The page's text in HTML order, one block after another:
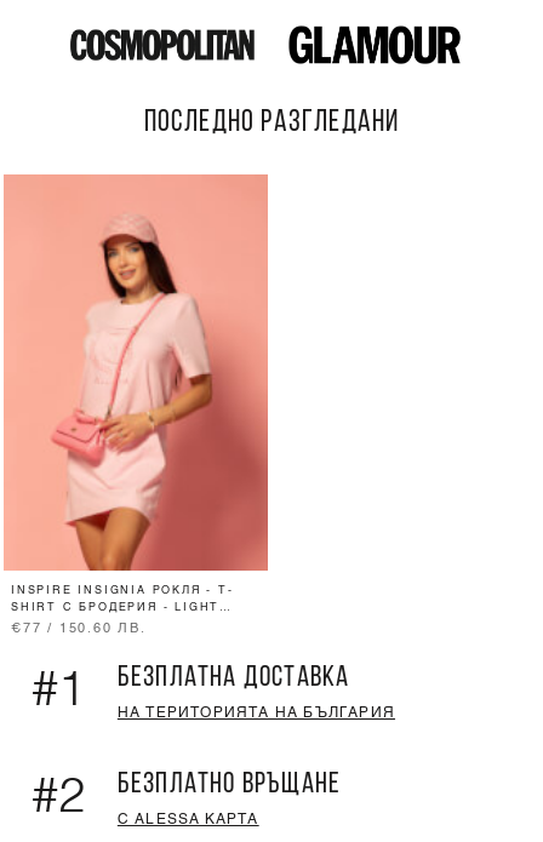
ПОСЛЕДНО РАЗГЛЕДАНИ
INSPIRE INSIGNIA РОКЛЯ - T-
SHIRT С БРОДЕРИЯ - LIGHT
PINK
€77 / 150.60 ЛВ.
#1 БЕЗПЛАТНА ДОСТАВКА
НА ТЕРИТОРИЯТА НА БЪЛГАРИЯ
#2 БЕЗПЛАТНО ВРЪЩАНЕ
С ALESSA КАРТА